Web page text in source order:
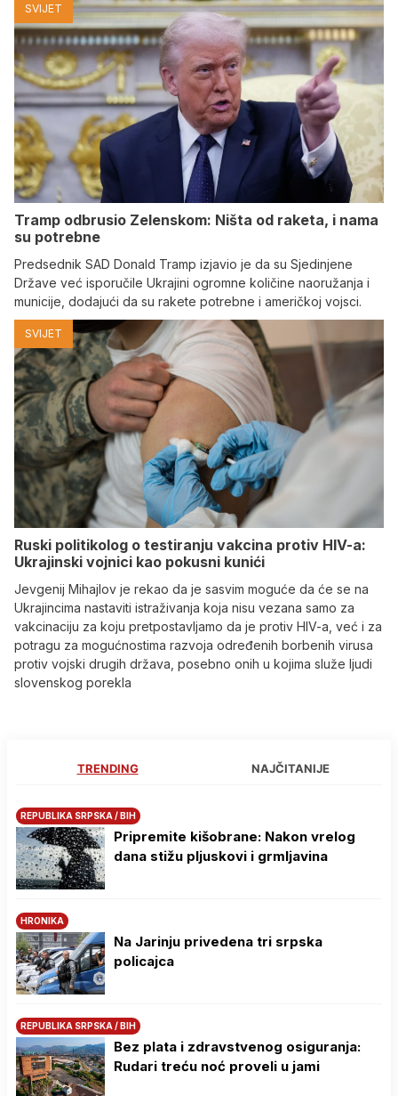
SVIJET
Tramp odbrusio Zelenskom: Ništa od raketa, i nama
su potrebne
Predsednik SAD Donald Tramp izjavio je da su Sjedinjene
Države već isporučile Ukrajini ogromne količine naoružanja i
municije, dodajući da su rakete potrebne i američkoj vojsci.
SVIJET
Ruski politikolog o testiranju vakcina protiv HIV-a:
Ukrajinski vojnici kao pokusni kunići
Jevgenij Mihajlov je rekao da je sasvim moguće da će se na
Ukrajincima nastaviti istraživanja koja nisu vezana samo za
vakcinaciju za koju pretpostavljamo da je protiv HIV-a, već i za
potragu za mogućnostima razvoja određenih borbenih virusa
protiv vojski drugih država, posebno onih u kojima služe ljudi
slovenskog porekla
TRENDING NAJČITANIJE
REPUBLIKA SRPSKA / BIH
Pripremite kišobrane: Nakon vrelog
dana stižu pljuskovi i grmljavina
HRONIKA
Na Јarinju privedena tri srpska
policajca
REPUBLIKA SRPSKA / BIH
Bez plata i zdravstvenog osiguranja:
Rudari treću noć proveli u jami